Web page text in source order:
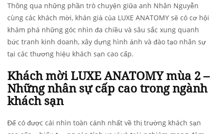
Thông qua những phần trò chuyện giữa anh Nhân Nguyễn
cùng các khách mời, khán giả của LUXE ANATOMY sẽ có cơ hội
khám phá những góc nhìn đa chiều và sâu sắc xung quanh
bức tranh kinh doanh, xây dựng hình ảnh và đào tạo nhân sự
tại các thương hiệu khách sạn cao cấp.
Khách mời LUXE ANATOMY mùa 2 –
Những nhân sự cấp cao trong ngành
khách sạn
Để có được cái nhìn toàn cảnh nhất về thị trường khách sạn